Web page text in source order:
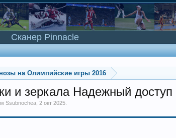
на Олимпийские игры 2016
и зеркала Надежный
Ssubnochea ,2 окт 2025
Сканер Pinnacle